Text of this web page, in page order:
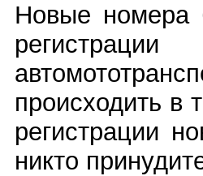
Новые номера
происходить
регистрации
никто